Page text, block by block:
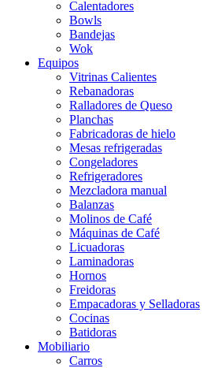
Calentadores
Bowls
Bandejas
Wok
Equipos
Vitrinas Calientes
Rebanadoras
Ralladores de Queso
Planchas
Fabricadoras de hielo
Mesas refrigeradas
Congeladores
Refrigeradores
Mezcladora manual
Balanzas
Molinos de Café
Máquinas de Café
Licuadoras
Laminadoras
Hornos
Freidoras
Empacadoras y Selladoras
Cocinas
Batidoras
Mobiliario
Carros